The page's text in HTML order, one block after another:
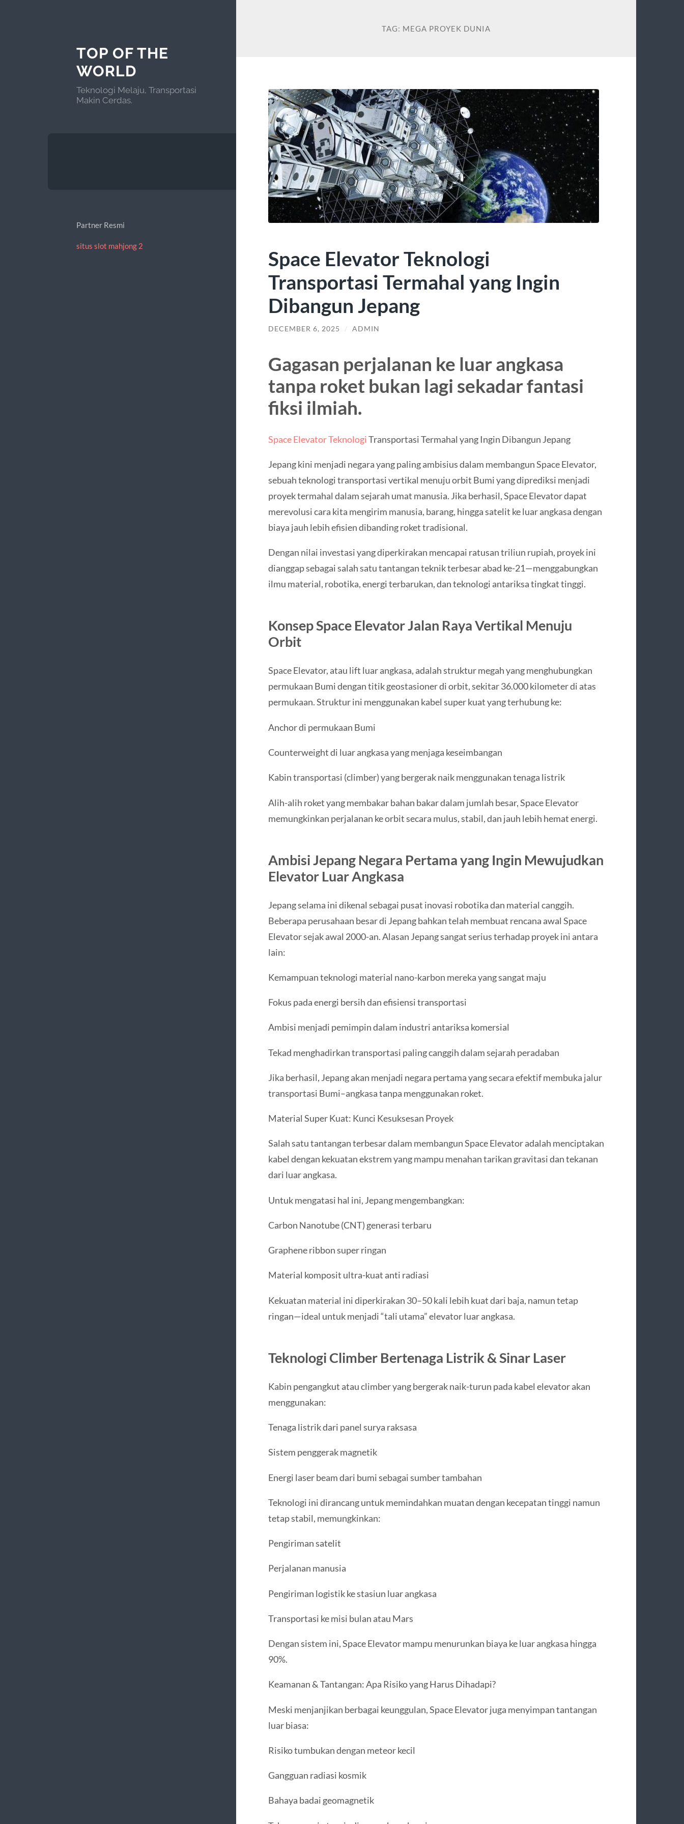
TOP OF THE
WORLD
Teknologi Melaju, Transportasi
Makin Cerdas.
Partner Resmi
situs slot mahjong 2
TAG: MEGA PROYEK DUNIA
Space Elevator Teknologi
Transportasi Termahal yang Ingin
Dibangun Jepang
DECEMBER 6, 2025 / ADMIN
Gagasan perjalanan ke luar angkasa
tanpa roket bukan lagi sekadar fantasi
fiksi ilmiah.
Space Elevator TeknologiTransportasi Termahal yang Ingin Dibangun Jepang
Jepang kini menjadi negara yang paling ambisius dalam membangun Space Elevator,
sebuah teknologi transportasi vertikal menuju orbit Bumi yang diprediksi menjadi
proyek termahal dalam sejarah umat manusia. Jika berhasil, Space Elevator dapat
merevolusi cara kita mengirim manusia, barang, hingga satelit ke luar angkasa dengan
biaya jauh lebih efisien dibanding roket tradisional.
Dengan nilai investasi yang diperkirakan mencapai ratusan triliun rupiah, proyek ini
dianggap sebagai salah satu tantangan teknik terbesar abad ke-21—menggabungkan
ilmu material, robotika, energi terbarukan, dan teknologi antariksa tingkat tinggi.
Konsep Space Elevator Jalan Raya Vertikal Menuju
Orbit
Space Elevator, atau lift luar angkasa, adalah struktur megah yang menghubungkan
permukaan Bumi dengan titik geostasioner di orbit, sekitar 36.000 kilometer di atas
permukaan. Struktur ini menggunakan kabel super kuat yang terhubung ke:
Anchor di permukaan Bumi
Counterweight di luar angkasa yang menjaga keseimbangan
Kabin transportasi (climber) yang bergerak naik menggunakan tenaga listrik
Alih-alih roket yang membakar bahan bakar dalam jumlah besar, Space Elevator
memungkinkan perjalanan ke orbit secara mulus, stabil, dan jauh lebih hemat energi.
Ambisi Jepang Negara Pertama yang Ingin Mewujudkan
Elevator Luar Angkasa
Jepang selama ini dikenal sebagai pusat inovasi robotika dan material canggih.
Beberapa perusahaan besar di Jepang bahkan telah membuat rencana awal Space
Elevator sejak awal 2000-an. Alasan Jepang sangat serius terhadap proyek ini antara
lain:
Kemampuan teknologi material nano-karbon mereka yang sangat maju
Fokus pada energi bersih dan efisiensi transportasi
Ambisi menjadi pemimpin dalam industri antariksa komersial
Tekad menghadirkan transportasi paling canggih dalam sejarah peradaban
Jika berhasil, Jepang akan menjadi negara pertama yang secara efektif membuka jalur
transportasi Bumi–angkasa tanpa menggunakan roket.
Material Super Kuat: Kunci Kesuksesan Proyek
Salah satu tantangan terbesar dalam membangun Space Elevator adalah menciptakan
kabel dengan kekuatan ekstrem yang mampu menahan tarikan gravitasi dan tekanan
dari luar angkasa.
Untuk mengatasi hal ini, Jepang mengembangkan:
Carbon Nanotube (CNT) generasi terbaru
Graphene ribbon super ringan
Material komposit ultra-kuat anti radiasi
Kekuatan material ini diperkirakan 30–50 kali lebih kuat dari baja, namun tetap
ringan—ideal untuk menjadi “tali utama” elevator luar angkasa.
Teknologi Climber Bertenaga Listrik & Sinar Laser
Kabin pengangkut atau climber yang bergerak naik-turun pada kabel elevator akan
menggunakan:
Tenaga listrik dari panel surya raksasa
Sistem penggerak magnetik
Energi laser beam dari bumi sebagai sumber tambahan
Teknologi ini dirancang untuk memindahkan muatan dengan kecepatan tinggi namun
tetap stabil, memungkinkan:
Pengiriman satelit
Perjalanan manusia
Pengiriman logistik ke stasiun luar angkasa
Transportasi ke misi bulan atau Mars
Dengan sistem ini, Space Elevator mampu menurunkan biaya ke luar angkasa hingga
90%.
Keamanan & Tantangan: Apa Risiko yang Harus Dihadapi?
Meski menjanjikan berbagai keunggulan, Space Elevator juga menyimpan tantangan
luar biasa:
Risiko tumbukan dengan meteor kecil
Gangguan radiasi kosmik
Bahaya badai geomagnetik